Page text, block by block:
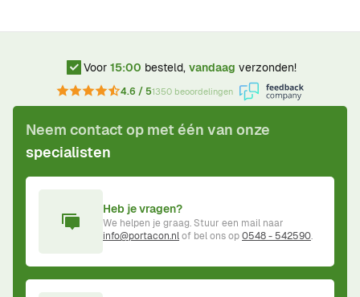
Voor 15:00 besteld, vandaag verzonden!
4.6 / 51350 beoordelingen
Neem contact op met één van onze
specialisten
Heb je vragen?
We helpen je graag. Stuur een mail naar
info@portacon.nlof bel ons op0548 - 542590.